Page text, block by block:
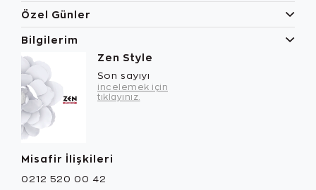
Özel Günler
Bilgilerim
Zen Style
Son sayıyı
incelemek için
tıklayınız.
Misafir İlişkileri
0212 520 00 42